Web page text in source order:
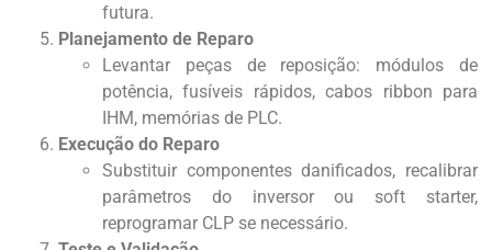
futura.
Planejamento de Reparo
Levantar peças de reposição: módulos de
potência, fusíveis rápidos, cabos ribbon para
IHM, memórias de PLC.
Execução do Reparo
Substituir componentes danificados, recalibrar
parâmetros do inversor ou soft starter,
reprogramar CLP se necessário.